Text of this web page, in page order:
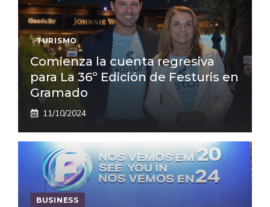
TURISMO
Comienza la cuenta regresiva
para La 36º Edición de Festuris en
Gramado
11/10/2024
BUSINESS